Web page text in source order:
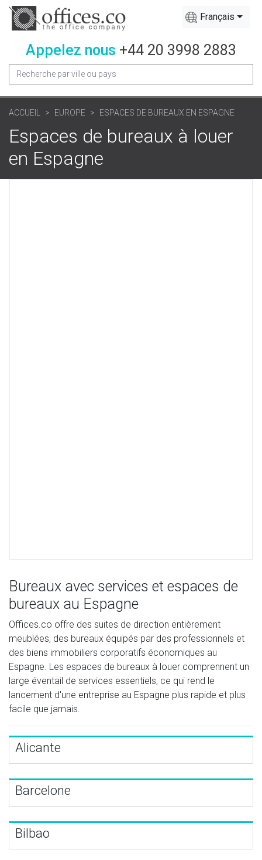
Français
Appelez nous +44 20 3998 2883
ACCUEIL EUROPE ESPACES DE BUREAUX EN ESPAGNE
Espaces de bureaux à louer
en Espagne
Bureaux avec services et espaces de
bureaux au Espagne
Offices.co offre des suites de direction entièrement
meublées, des bureaux équipés par des professionnels et
des biens immobiliers corporatifs économiques au
Espagne. Les espaces de bureaux à louer comprennent un
large éventail de services essentiels, ce qui rend le
lancement d'une entreprise au Espagne plus rapide et plus
facile que jamais.
Alicante
Barcelone
Bilbao